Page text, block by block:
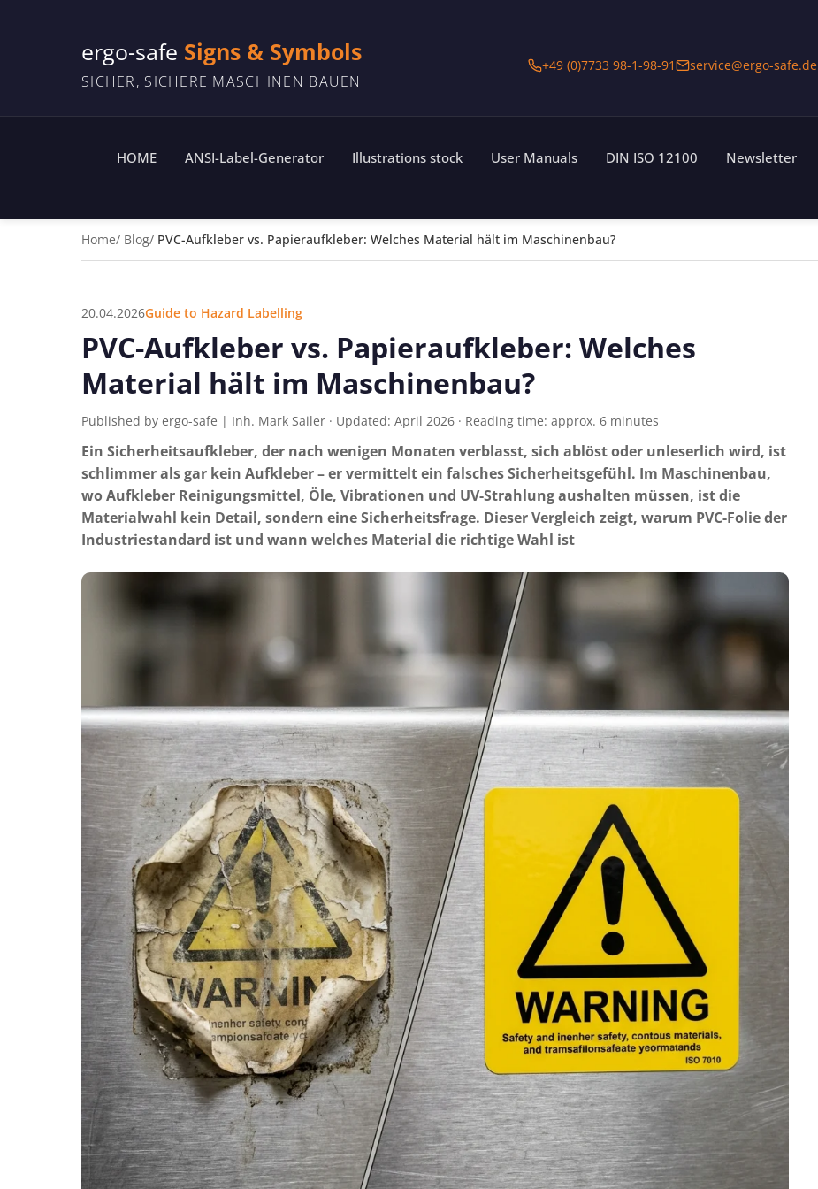
ergo-safe Signs & Symbols
SICHER, SICHERE MASCHINEN BAUEN
+49 (0)7733 98-1-98-91 service@ergo-safe.de
HOME ANSI-Label-Generator Illustrations stock User Manuals DIN ISO 12100 Newsletter
Home Blog PVC-Aufkleber vs. Papieraufkleber: Welches Material hält im Maschinenbau?
20.04.2026Guide to Hazard Labelling
PVC-Aufkleber vs. Papieraufkleber: Welches
Material hält im Maschinenbau?
Published by ergo-safe | Inh. Mark Sailer · Updated: April 2026 · Reading time: approx. 6 minutes
Ein Sicherheitsaufkleber, der nach wenigen Monaten verblasst, sich ablöst oder unleserlich wird, ist
schlimmer als gar kein Aufkleber – er vermittelt ein falsches Sicherheitsgefühl. Im Maschinenbau,
wo Aufkleber Reinigungsmittel, Öle, Vibrationen und UV-Strahlung aushalten müssen, ist die
Materialwahl kein Detail, sondern eine Sicherheitsfrage. Dieser Vergleich zeigt, warum PVC-Folie der
Industriestandard ist und wann welches Material die richtige Wahl ist